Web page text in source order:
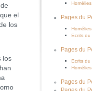
el
los
los
Homélies
Pages du
Ecrits du
Pages du
Ecrits du
Pages du